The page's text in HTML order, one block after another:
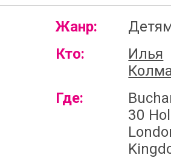
Жанр:
Кто:
Илья
Где:
30